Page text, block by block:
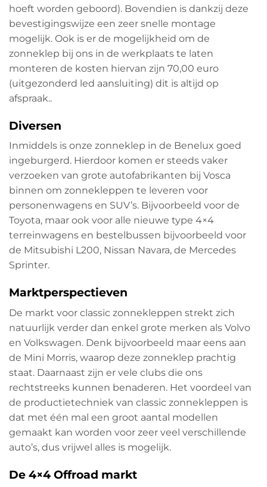
hoeft worden geboord). Bovendien is dankzij deze
bevestigingswijze een zeer snelle montage
mogelijk. Ook is er de mogelijkheid om de
zonneklep bij ons in de werkplaats te laten
monteren de kosten hiervan zijn 70,00 euro
(uitgezonderd led aansluiting) dit is altijd op
afspraak..
Diversen
Inmiddels is onze zonneklep in de Benelux goed
ingeburgerd. Hierdoor komen er steeds vaker
verzoeken van grote autofabrikanten bij Vosca
binnen om zonnekleppen te leveren voor
personenwagens en SUV’s. Bijvoorbeeld voor de
Toyota, maar ook voor alle nieuwe type 4×4
terreinwagens en bestelbussen bijvoorbeeld voor
de Mitsubishi L200, Nissan Navara, de Mercedes
Sprinter.
Marktperspectieven
De markt voor classic zonnekleppen strekt zich
natuurlijk verder dan enkel grote merken als Volvo
en Volkswagen. Denk bijvoorbeeld maar eens aan
de Mini Morris, waarop deze zonneklep prachtig
staat. Daarnaast zijn er vele clubs die ons
rechtstreeks kunnen benaderen. Het voordeel van
de productietechniek van classic zonnekleppen is
dat met één mal een groot aantal modellen
gemaakt kan worden voor zeer veel verschillende
auto’s, dus vrijwel alles is mogelijk.
De 4×4 Offroad markt